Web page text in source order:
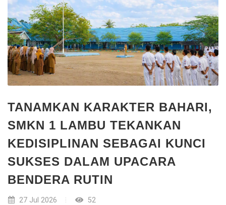
TANAMKAN KARAKTER BAHARI,
SMKN 1 LAMBU TEKANKAN
KEDISIPLINAN SEBAGAI KUNCI
SUKSES DALAM UPACARA
BENDERA RUTIN
27 Jul 2026 52